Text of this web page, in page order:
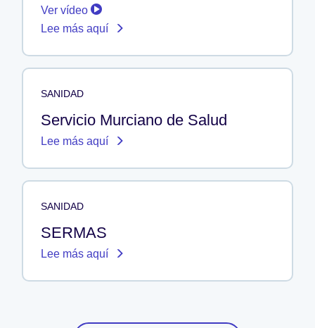
Ver vídeo
Lee más aquí
SANIDAD
Servicio Murciano de Salud
Lee más aquí
SANIDAD
SERMAS
Lee más aquí